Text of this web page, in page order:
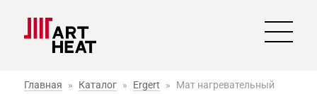
Главная » Каталог » Ergert »
Мат нагревательный